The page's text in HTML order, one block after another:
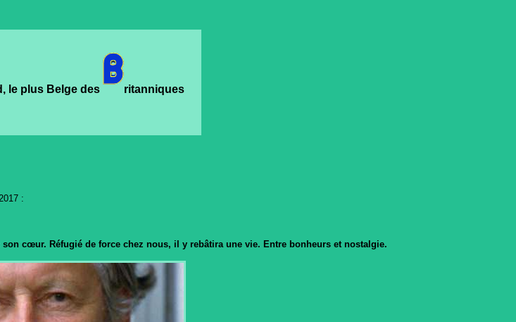
le plus Belge des ritanniques
:
cœur. Réfugié de force chez nous, il y rebâtira une vie. Entre bonheurs et nostalgie.